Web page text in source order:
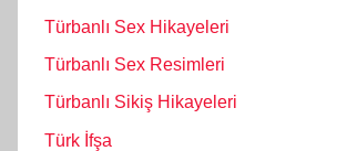
Türbanlı Sex Hikayeleri
Türbanlı Sex Resimleri
Türbanlı Sikiş Hikayeleri
Türk İfşa